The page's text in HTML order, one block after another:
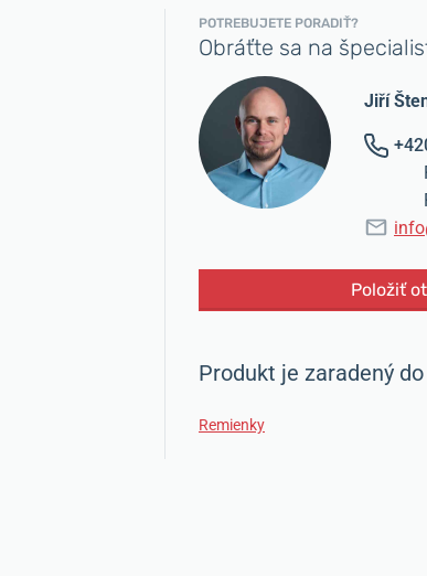
POTREBUJETE PORADIŤ?
Obráťte sa na
Jiří
Položiť
Produkt je zaradený
Remienky